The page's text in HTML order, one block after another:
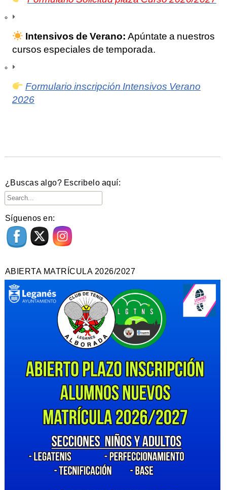
Intensivos de Verano: Apúntate a nuestros
cursos especiales de temporada.
Formulario inscripción Intensivos Verano
2026
¿Buscas algo? Escribelo aquí:
Síguenos en:
ABIERTA MATRÍCULA 2026/2027